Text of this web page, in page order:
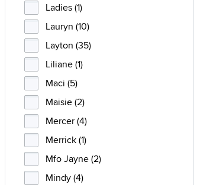
Ladies (1)
Lauryn (10)
Layton (35)
Liliane (1)
Maci (5)
Maisie (2)
Mercer (4)
Merrick (1)
Mfo Jayne (2)
Mindy (4)